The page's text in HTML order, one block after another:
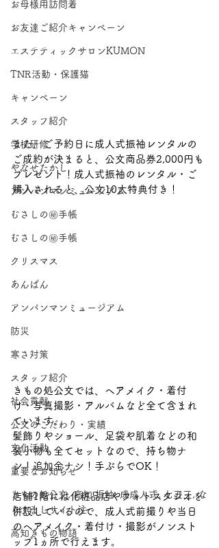
お母様用訪問着
お友達ご紹介キャンペーン
エステティックサロンKUMON
TNR活動・保護猫
キャンペーン
スタッフ紹介
学校研修
やなせたかし
アンパンマンミュージアム
むさしの㊙手帳
むさしの㊙手帳
クリスマス
あんぱん
アンパンマンミュージアム
防災
寒さ対策
スタッフ紹介
社会貢献
公文のこだわり・実績
文化活動
重要なお知らせ
きもの処公文, 高知 振袖, 成成人式, 七五三, な
りすましサイト注
高知きもの物語
また、ご予約日に成人式振袖レンタルの
ご成約が決まると、公文商品券2,000円も
プレゼント！成人式振袖のレンタル・ご
購入されると、公文10大特典付き！
きもの処公文では、ヘアメイク・着付
け・写真撮影・アルバムなど全て含まれ
ています。
髪飾りやショール、足袋や肌着などの和
装小物も全てセットなので、持ち物ナ
シ！追加金ナシ！手ぶらでOK！
店舗1階には化粧品店やフォトスタジオを
併設しているので、成人式前撮りや当日
のヘアメイク・着付け・撮影がノンスト
ップ1ヵ所で行えます。